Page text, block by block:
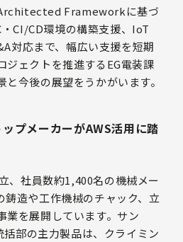
Frameworkに基づ
CI/CD環境の構築支援、IoT
対応まで、幅広い支援を短期
ジェクトを推進するEG電装課
今後の展望をうかがいます。
プメーカーがAWS活用に踏
、社員数約1,400名の機械メー
鋳造や工作機械のチャック、立
業を展開しています。サン
括部の主力製品は、クライミン